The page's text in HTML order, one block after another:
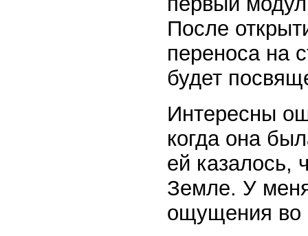
После
переноса на
будет
Интересны
когда она
ей казалось,
Земле. У
ощущения во